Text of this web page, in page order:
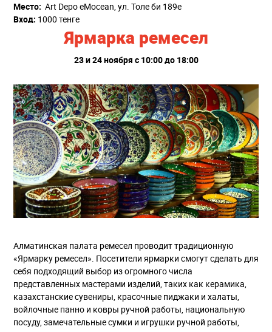
Место: Art Depo eMocean, ул. Толе би 189е
Вход: 1000 тенге
Ярмарка ремесел
23 и 24 ноября с 10:00 до 18:00
Алматинская палата ремесел проводит традиционную
«Ярмарку ремесел». Посетители ярмарки смогут сделать для
себя подходящий выбор из огромного числа
представленных мастерами изделий, таких как керамика,
казахстанские сувениры, красочные пиджаки и халаты,
войлочные панно и ковры ручной работы, национальную
посуду, замечательные сумки и игрушки ручной работы,